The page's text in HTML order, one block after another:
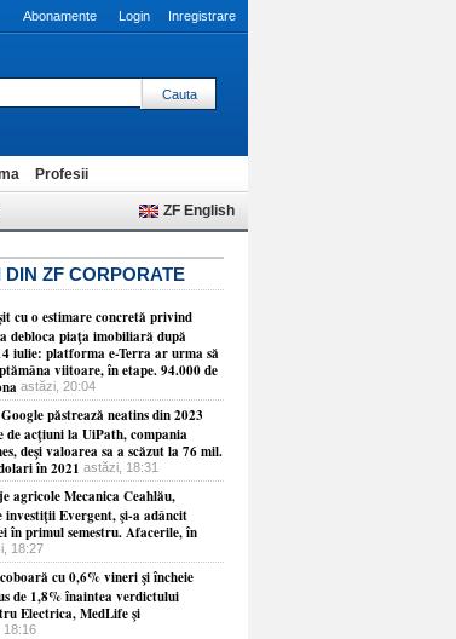
Abonamente Login Inregistrare
Profesii
ZF English
ZF CORPORATE
cu o estimare concretă privind
debloca piaţa imobiliară după
iulie: platforma e-Terra ar urma să
viitoare, în etape. 94.000 de
astăzi, 20:04
păstrează neatins din 2023
de acţiuni la UiPath, compania
deşi valoarea sa a scăzut la 76 mil.
în 2021 astăzi, 18:31
agricole Mecanica Ceahlău,
investiţii Evergent, şi-a adâncit
în primul semestru. Afacerile, în
18:27
cu 0,6% vineri şi încheie
de 1,8% înaintea verdictului
Electrica, MedLife şi
18:16